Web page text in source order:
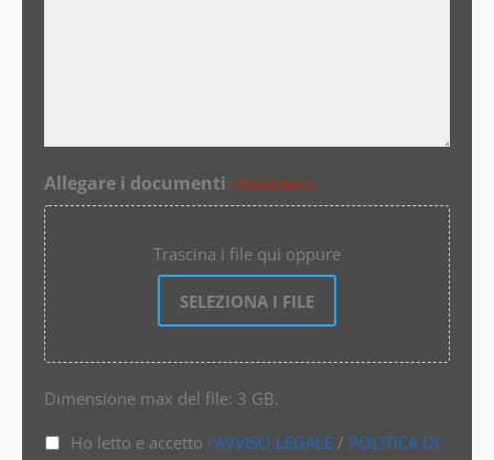
Allegare i documenti (Obbligatorio)
Trascina i file qui oppure
SELEZIONA I FILE
Dimensione max del file: 3 GB.
Ho letto e accetto l'AVVISO LEGALE/ POLITICA DI